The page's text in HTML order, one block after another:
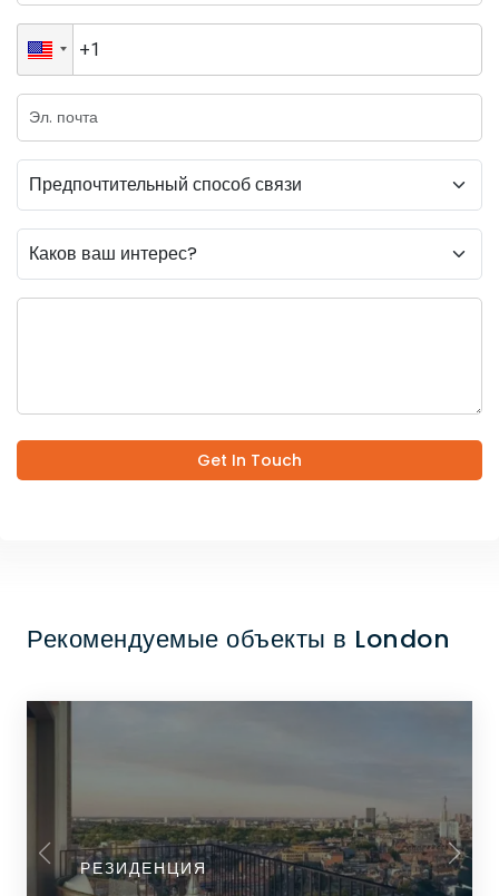
Get In Touch
Рекомендуемые объекты в London
РЕЗИДЕНЦИЯ